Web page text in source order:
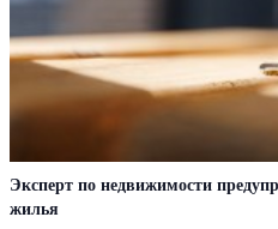
Эксперт по недвижимости
жилья